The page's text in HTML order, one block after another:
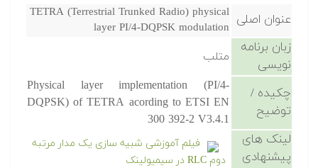
عنوان اصلی TETRA (Terrestrial Trunked Radio) physical
layer PI/4-DQPSK modulation
زبان برنامه
نویسی
متلب
چکیده /
توضیح
Physical layer implementation (PI/4-
DQPSK) of TETRA acording to ETSI EN
300 392-2 V3.4.1
لینک های
پیشنهادی
فیلم آموزشی شبیه سازی یک مدار مرتبه
دوم RLC در سیمیولینک